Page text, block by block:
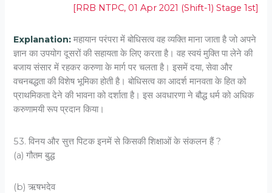
[RRB NTPC, 01 Apr 2021 (Shift-1) Stage 1st]
Explanation:महायान परंपरा में बोधिसत्व वह व्यक्ति माना जाता है जो अपने
ज्ञान का उपयोग दूसरों की सहायता के लिए करता है। वह स्वयं मुक्ति पा लेने की
बजाय संसार में रहकर करुणा के मार्ग पर चलता है। इसमें दया, सेवा और
वचनबद्धता की विशेष भूमिका होती है। बोधिसत्व का आदर्श मानवता के हित को
प्राथमिकता देने की भावना को दर्शाता है। इस अवधारणा ने बौद्ध धर्म को अधिक
करुणामयी रूप प्रदान किया।
53. विनय और सुत्त पिटक इनमें से किसकी शिक्षाओं के संकलन हैं ?
(a) गौतम बुद्ध
(b) ऋषभदेव